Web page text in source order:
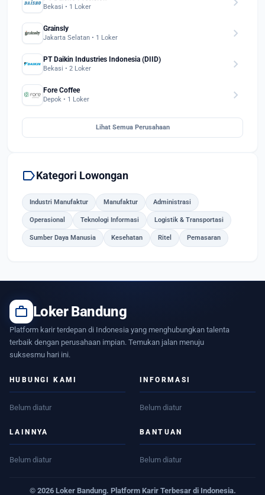
Bekasi • 1 Loker
Grainsly
Jakarta Selatan • 1 Loker chevron_right
PT Daikin Industries Indonesia (DIID)
Bekasi • 2 Loker chevron_right
Fore Coffee
Depok • 1 Loker chevron_right
Lihat Semua Perusahaan
labelKategori Lowongan
Industri Manufaktur Manufaktur Administrasi
Operasional Teknologi Informasi Logistik & Transportasi
Sumber Daya Manusia Kesehatan Ritel Pemasaran
work Loker Bandung
Platform karir terdepan di Indonesia yang menghubungkan talenta
terbaik dengan perusahaan impian. Temukan jalan menuju
suksesmu hari ini.
HUBUNGI KAMI
Belum diatur
INFORMASI
Belum diatur
LAINNYA
Belum diatur
BANTUAN
Belum diatur
© 2026 Loker Bandung. Platform Karir Terbesar di Indonesia.